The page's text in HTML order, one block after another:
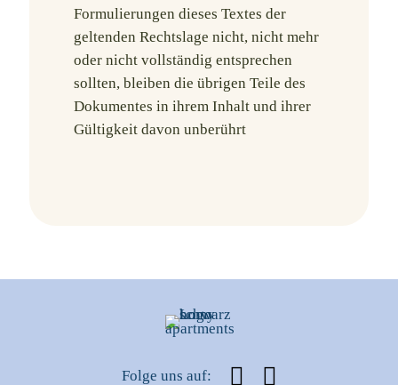
Formulierungen dieses Textes der
geltenden Rechtslage nicht, nicht mehr
oder nicht vollständig entsprechen
sollten, bleiben die übrigen Teile des
Dokumentes in ihrem Inhalt und ihrer
Gültigkeit davon unberührt
Folge uns auf: